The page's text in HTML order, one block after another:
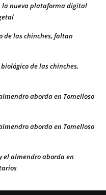
la nueva plataforma digital
de las chinches, faltan
de las chinches,
aborda en Tomelloso
aborda en Tomelloso
el almendro aborda en